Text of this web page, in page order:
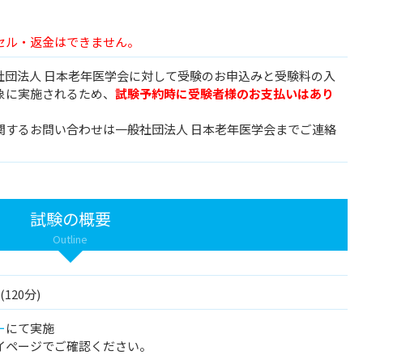
・返金はできません。
法人 日本老年医学会に対して受験のお申込みと受験料の入
実施されるため、 試験予約時に受験者様のお支払いはあり
るお問い合わせは一般社団法人 日本老年医学会までご連絡
試験の概要
Outline
分)
にて実施
ージでご確認ください。